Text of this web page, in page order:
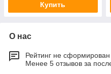
Купить
О нас
Рейтинг не сформирован
Менее 5 отзывов за